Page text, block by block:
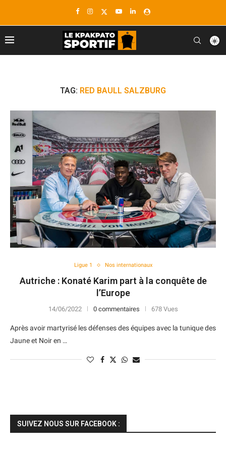
TAG: RED BAULL SALZBURG
Ligue 1 Nos internationaux
Autriche : Konaté Karim part à la conquête de
l’Europe
14/06/2022 0 commentaires 678 Vues
Après avoir martyrisé les défenses des équipes avec la tunique des
Jaune et Noir en …
SUIVEZ NOUS SUR FACEBOOK :